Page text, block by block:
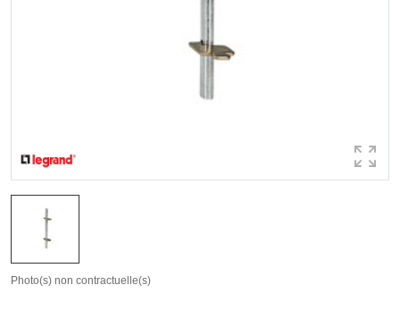
Photo(s) non contractuelle(s)